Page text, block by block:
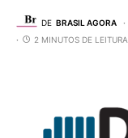
DE BRASIL AGORA
2 MINUTOS DE LEITURA